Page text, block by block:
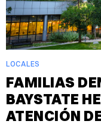
LOCALES
FAMILIAS
BAYSTATE
ATENCIÓN